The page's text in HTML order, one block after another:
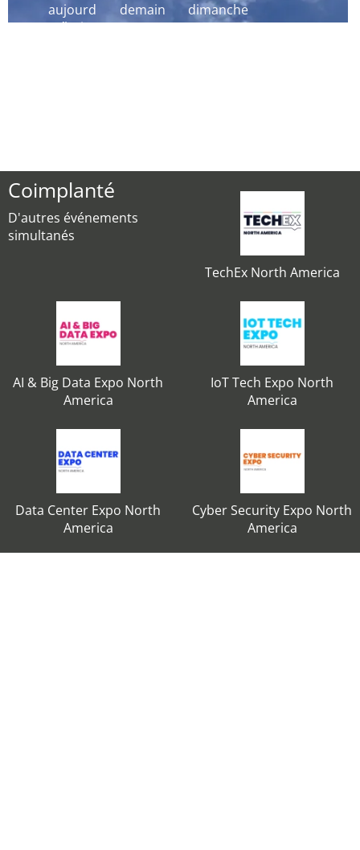
aujourd
´hui
demain dimanche
Coimplanté
D'autres événements
simultanés
TechEx North America
AI & Big Data Expo North
America
IoT Tech Expo North
America
Data Center Expo North
America
Cyber Security Expo North
America